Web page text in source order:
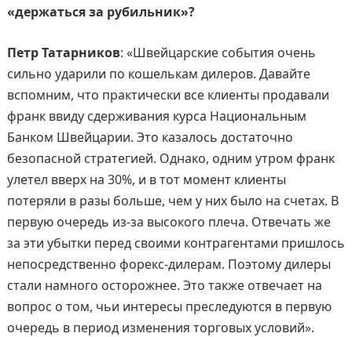
«держаться за рубильник»?
Петр Татарников: «Швейцарские события очень
сильно ударили по кошелькам дилеров. Давайте
вспомним, что практически все клиенты продавали
франк ввиду сдерживания курса Национальным
Банком Швейцарии. Это казалось достаточно
безопасной стратегией. Однако, одним утром франк
улетел вверх на 30%, и в тот момент клиенты
потеряли в разы больше, чем у них было на счетах. В
первую очередь из-за высокого плеча. Отвечать же
за эти убытки перед своими контрагентами пришлось
непосредственно форекс-дилерам. Поэтому дилеры
стали намного осторожнее. Это также отвечает на
вопрос о том, чьи интересы преследуются в первую
очередь в период изменения торговых условий».